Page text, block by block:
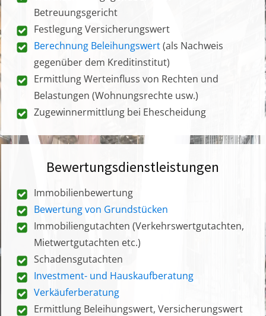
Betreuungsgericht
Festlegung Versicherungswert
Berechnung Beleihungswert(als Nachweis
gegenüber dem Kreditinstitut)
Ermittlung Werteinfluss von Rechten und
Belastungen (Wohnungsrechte usw.)
Zugewinnermittlung bei Ehescheidung
Bewertungsdienstleistungen
Immobilienbewertung
Bewertung von Grundstücken
Immobiliengutachten (Verkehrswertgutachten,
Mietwertgutachten etc.)
Schadensgutachten
Investment- und Hauskaufberatung
Verkäuferberatung
Ermittlung Beleihungswert, Versicherungswert